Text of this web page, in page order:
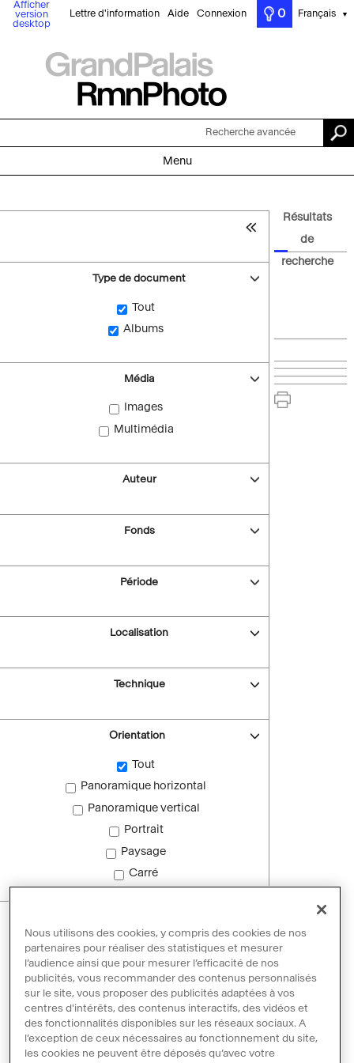
Afficher
version
desktop
Lettre d'information Aide Connexion 0 Français ▼
Recherche avancée
Menu
Type de document
Tout
Albums
Média
Images
Multimédia
Auteur
Fonds
Période
Localisation
Technique
Orientation
Tout
Panoramique horizontal
Panoramique vertical
Portrait
Paysage
Carré
Images sans droit d'auteur
Réinitialiser les filtres
Résultats
de
recherche
Nous utilisons des cookies, y compris des cookies de nos
partenaires pour réaliser des statistiques et mesurer
l’audience ainsi que pour mesurer l’efficacité de nos
publicités, vous recommander des contenus personnalisés
sur le site, vous proposer des publicités adaptées à vos
centres d'intérêts, des contenus interactifs, des vidéos et
des fonctionnalités disponibles sur les réseaux sociaux. A
l’exception de ceux nécessaires au fonctionnement du site,
les cookies ne peuvent être déposés qu’avec votre